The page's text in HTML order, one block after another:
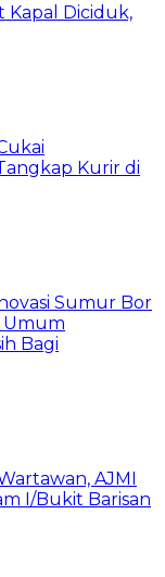
Kapal Diciduk,
Kurir di
Sumur Bor
Umum
Bagi
AJMI
I/Bukit Barisan